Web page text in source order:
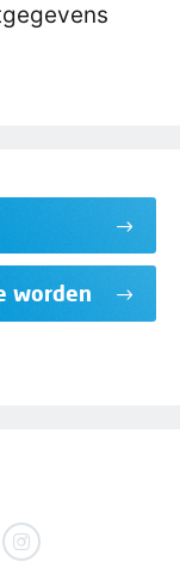
worden